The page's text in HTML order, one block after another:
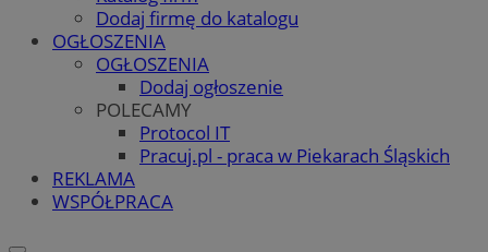
Dodaj firmę do katalogu
OGŁOSZENIA
OGŁOSZENIA
Dodaj ogłoszenie
POLECAMY
Protocol IT
Pracuj.pl - praca w Piekarach Śląskich
REKLAMA
WSPÓŁPRACA